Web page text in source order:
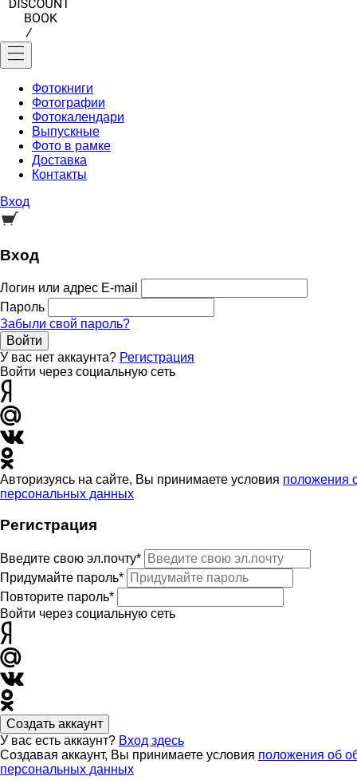
Фотокниги
Фотографии
Фотокалендари
Выпускные
Фото в рамке
Доставка
Контакты
Вход
Вход
Логин или адрес E-mail
Пароль
Забыли свой пароль?
Войти
У вас нет аккаунта? Регистрация
Войти через социальную сеть
Авторизуясь на сайте, Вы принимаете условия положения
персональных данных
Регистрация
Введите свою эл.почту*
Придумайте пароль*
Повторите пароль*
Войти через социальную сеть
Создать аккаунт
У вас есть аккаунт? Вход здесь
Создавая аккаунт, Вы принимаете условия положения об
персональных данных